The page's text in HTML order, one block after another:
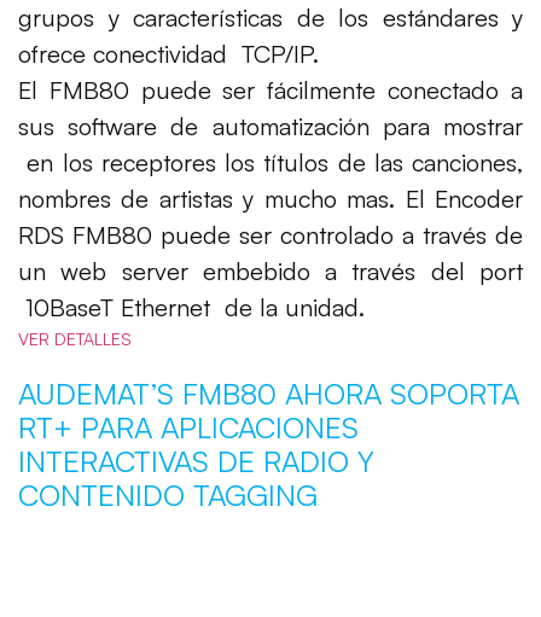
grupos y características de los estándares y
ofrece conectividad TCP/IP.
El FMB80 puede ser fácilmente conectado a
sus software de automatización para mostrar
en los receptores los títulos de las canciones,
nombres de artistas y mucho mas. El Encoder
RDS FMB80 puede ser controlado a través de
un web server embebido a través del port
10BaseT Ethernet de la unidad.
VER DETALLES
AUDEMAT’S FMB80 AHORA SOPORTA
RT+ PARA APLICACIONES
INTERACTIVAS DE RADIO Y
CONTENIDO TAGGING